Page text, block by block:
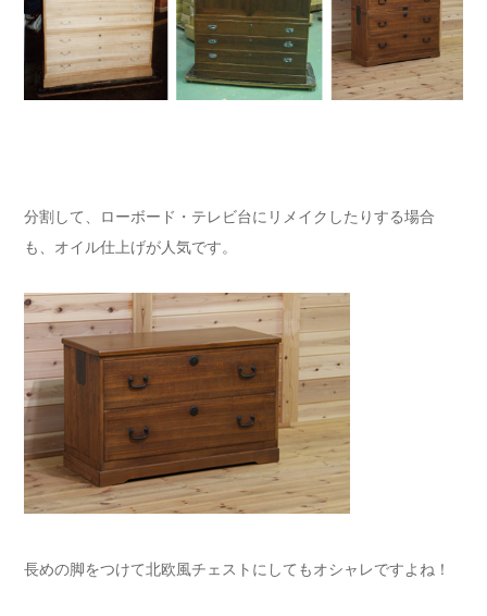
分割して、ローボード・テレビ台にリメイクしたりする場合
も、オイル仕上げが人気です。
長めの脚をつけて北欧風チェストにしてもオシャレですよね！